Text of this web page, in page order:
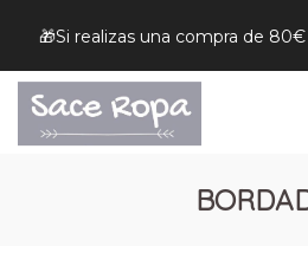
🎁Si realizas una compra de